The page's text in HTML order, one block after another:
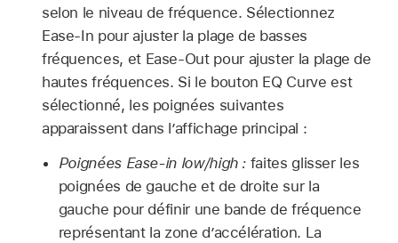
selon le niveau de fréquence. Sélectionnez
Ease-In pour ajuster la plage de basses
fréquences, et Ease-Out pour ajuster la plage de
hautes fréquences. Si le bouton EQ Curve est
sélectionné, les poignées suivantes
apparaissent dans l’affichage principal :
Poignées Ease-in low/high : faites glisser les
poignées de gauche et de droite sur la
gauche pour définir une bande de fréquence
représentant la zone d’accélération. La